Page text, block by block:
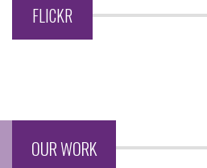
FLICKR
OUR WORK